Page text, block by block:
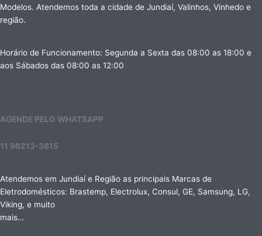
Modelos. Atendemos toda a cidade de Jundiaí, Valinhos, Vinhedo e
região.
Horário de Funcionamento: Segunda a Sexta das 08:00 as 18:00 e
aos Sábados das 08:00 as 12:00
AGENDE PELO WHATSAPP
11 96213-3615
Atendemos em Jundiaí e Região as principais Marcas de
Eletrodomésticos: Brastemp, Electrolux, Consul, GE, Samsung, LG,
Viking, e muito
mais…